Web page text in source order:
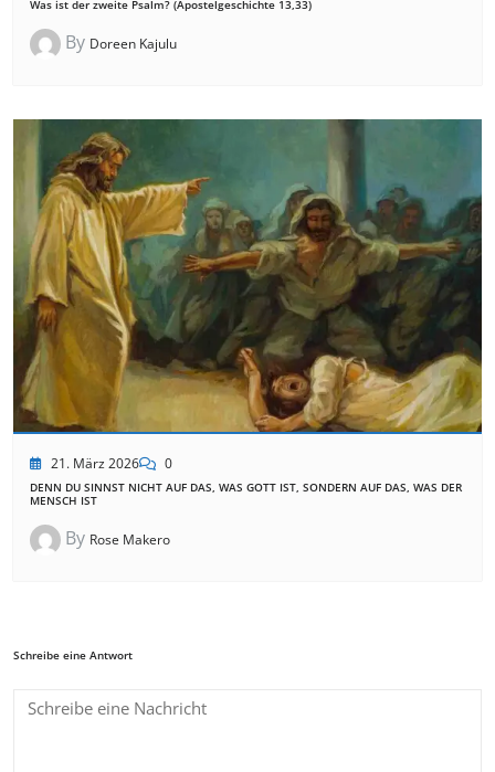
Was ist der zweite Psalm? (Apostelgeschichte 13,33)
By Doreen Kajulu
21. März 2026 0
DENN DU SINNST NICHT AUF DAS, WAS GOTT IST, SONDERN AUF DAS, WAS DER
MENSCH IST
By Rose Makero
Schreibe eine Antwort